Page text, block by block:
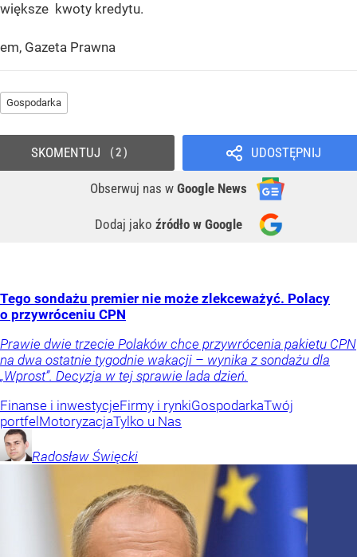
większe kwoty kredytu.
em, Gazeta Prawna
Gospodarka
UDOSTĘPNIJ
Obserwuj nas w Google News
Dodaj jako źródło w Google
SKOMENTUJ 2
Tego sondażu premier nie może zlekceważyć. Polacy
o przywróceniu CPN
Prawie dwie trzecie Polaków chce przywrócenia pakietu CPN
na dwa ostatnie tygodnie wakacji – wynika z sondażu dla
„Wprost”. Decyzja w tej sprawie lada dzień.
Finanse i inwestycjeFirmy i rynkiGospodarkaTwój
portfel MotoryzacjaTylko u Nas
Radosław Święcki